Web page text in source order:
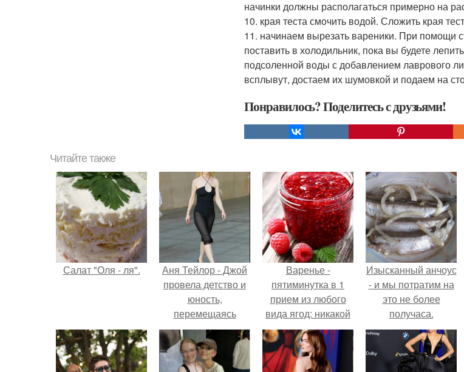
начинки должны располагаться примерно на
10. края теста смочить водой. Сложить края
11. начинаем вырезать вареники. При помощи
поставить в холодильник, пока вы будете
подсоленной воды с добавлением лаврового
всплывут, достаем их шумовкой и подаем на
Понравилось? Поделитесь с друзьями!
Читайте также
Салат "Оля - ля".
Аня Тейлор - Джой
провела детство и
юность,
перемещаясь
между двумя
совершенно
разными
Варенье -
пятиминутка в 1
прием из любого
вида ягод: никакой
длительной варки,
все витамины на
месте!
Изысканный анчоус
- и мы потратим на
это не более
получаса.